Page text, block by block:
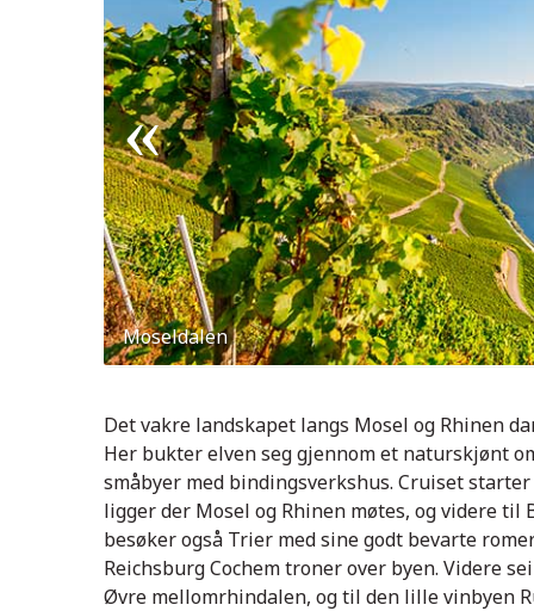
Moseldalen
Det vakre landskapet langs Mosel og Rhinen
Her bukter elven seg gjennom et naturskjønt
småbyer med bindingsverkshus. Cruiset
ligger der Mosel og Rhinen møtes, og videre
besøker også Trier med sine godt bevarte
Reichsburg Cochem troner over byen. Videre
Øvre mellomrhindalen, og til den lille vinbyen